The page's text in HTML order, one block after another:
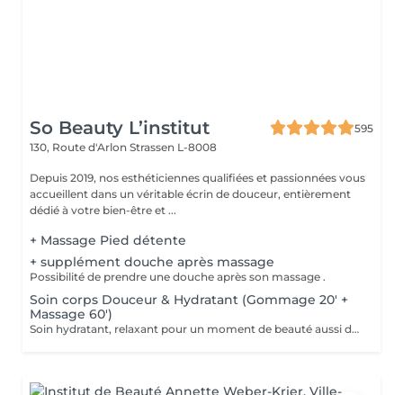
So Beauty L’institut
595
130, Route d'Arlon Strassen L-8008
Depuis 2019, nos esthéticiennes qualifiées et passionnées vous
accueillent dans un véritable écrin de douceur, entièrement
dédié à votre bien-être et ...
+ Massage Pied détente
+ supplément douche après massage
Possibilité de prendre une douche après son massage .
Soin corps Douceur & Hydratant (Gommage 20' +
Massage 60')
Soin hydratant, relaxant pour un moment de beauté aussi doux qu'un alizé. Délicieuse parenthèse de bien-être, ce soin est un appel à l'évasion. Gommage du corps , suivi d'un massage relaxant.